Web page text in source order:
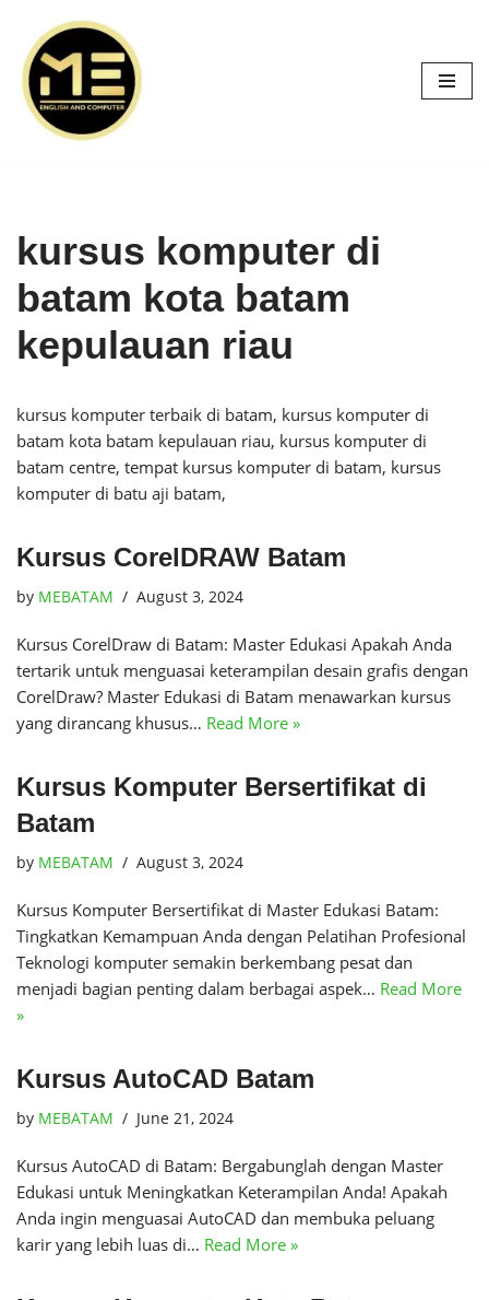
Skip
to
content
kursus komputer di
batam kota batam
kepulauan riau
kursus komputer terbaik di batam, kursus komputer di
batam kota batam kepulauan riau, kursus komputer di
batam centre, tempat kursus komputer di batam, kursus
komputer di batu aji batam,
Kursus CorelDRAW Batam
by MEBATAM August 3, 2024
Kursus CorelDraw di Batam: Master Edukasi Apakah Anda
tertarik untuk menguasai keterampilan desain grafis dengan
CorelDraw? Master Edukasi di Batam menawarkan kursus
yang dirancang khusus… Read More »
Kursus Komputer Bersertifikat di
Batam
by MEBATAM August 3, 2024
Kursus Komputer Bersertifikat di Master Edukasi Batam:
Tingkatkan Kemampuan Anda dengan Pelatihan Profesional
Teknologi komputer semakin berkembang pesat dan
menjadi bagian penting dalam berbagai aspek… Read More
»
Kursus AutoCAD Batam
by MEBATAM June 21, 2024
Kursus AutoCAD di Batam: Bergabunglah dengan Master
Edukasi untuk Meningkatkan Keterampilan Anda! Apakah
Anda ingin menguasai AutoCAD dan membuka peluang
karir yang lebih luas di… Read More »